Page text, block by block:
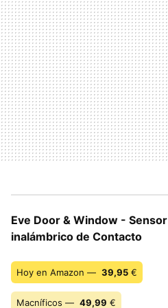
Eve Door & Window - Sensor
inalámbrico de Contacto
Hoy en Amazon — 39,95 €
Macníficos — 49,99 €